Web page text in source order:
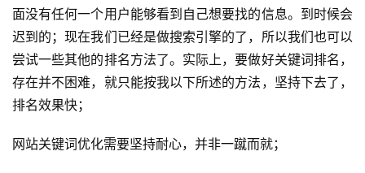
面没有任何一个用户能够看到自己想要找的信息。 到时候会
迟到的；现在我们已经是做搜索引擎的了，所以我们也可以
尝试一些其他的排名方法了。 实际上，要做好关键词排名，
存在并不困难，就只能按我以下所述的方法，坚持下去了，
排名效果快；
网站关键词优化需要坚持耐心，并非一蹴而就；